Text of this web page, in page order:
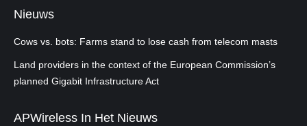
Nieuws
Cows vs. bots: Farms stand to lose cash from telecom masts
Land providers in the context of the European Commission’s
planned Gigabit Infrastructure Act
APWireless In Het Nieuws